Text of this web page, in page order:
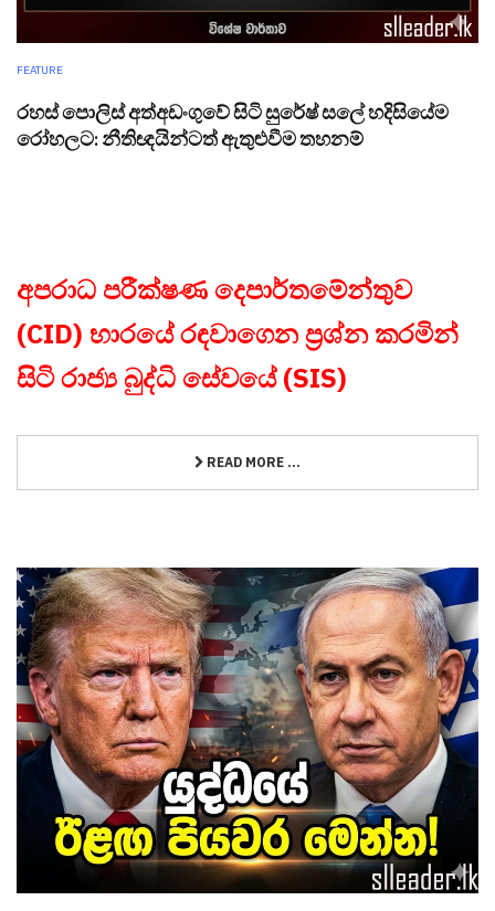
FEATURE
රහස් පොලිස් අත්අඩංගුවේ සිටි සුරේෂ් සලේ හදිසියේම
රෝහලට: නීතිඥයින්ටත් ඇතුළුවීම තහනම්
අපරාධ පරීක්ෂණ දෙපාර්තමේන්තුව
(CID) භාරයේ රඳවාගෙන ප්‍රශ්න කරමින්
සිටි රාජ්‍ය බුද්ධි සේවයේ (SIS)
READ MORE ...